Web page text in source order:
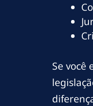
Se você